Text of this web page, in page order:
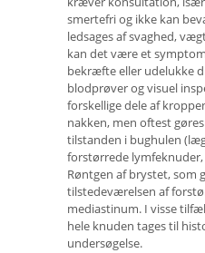
smertefri og ikke kan
ledsages af svaghed,
kan det være et
bekræfte eller udelukke
blodprøver og visuel
forskellige dele af
nakken, men oftest
tilstanden i bughulen
forstørrede
Røntgen af ​​brystet, som
tilstedeværelsen af
mediastinum. I visse
hele knuden tages til
undersøgelse.